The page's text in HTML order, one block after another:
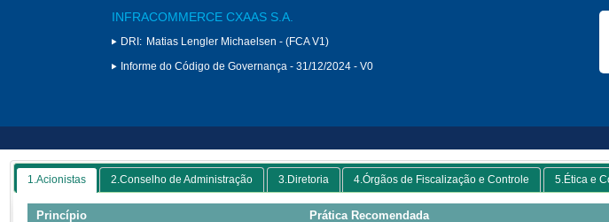
INFRACOMMERCE CXAAS S.A.
DRI: Matias Lengler Michaelsen - (FCA V1)
Informe do Código de Governança - 31/12/2024 - V0